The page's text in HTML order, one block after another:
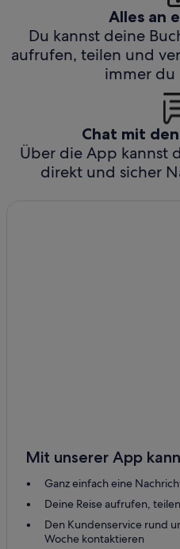
Alles an
Du kannst deine
aufrufen, teilen und
immer du
Chat mit
Über die App kannst
direkt und sicher
Mit unserer App
Ganz einfach eine
Deine Reise aufrufen,
Den Kundenservice rund
Woche kontaktieren